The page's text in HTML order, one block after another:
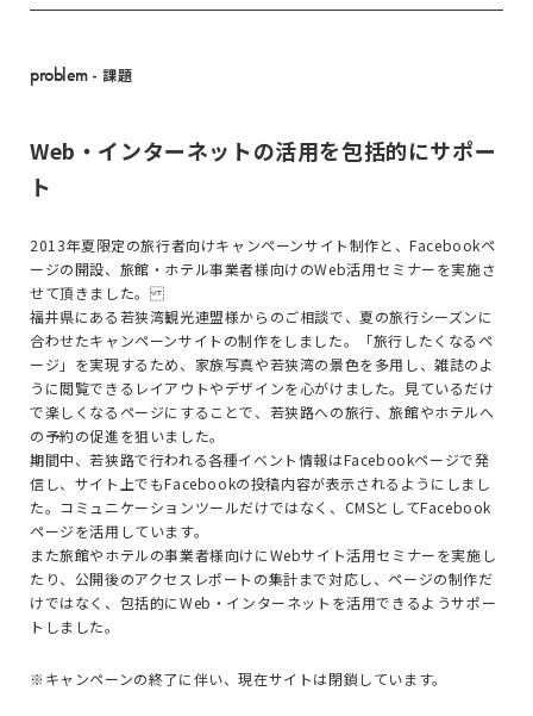
problem- 課題
Web・インターネットの活用を包括的にサポー
ト
2013年夏限定の旅行者向けキャンペーンサイト制作と、Facebookペ
ージの開設、旅館・ホテル事業者様向けのWeb活用セミナーを実施さ
せて頂きました。
福井県にある若狭湾観光連盟様からのご相談で、夏の旅行シーズンに
合わせたキャンペーンサイトの制作をしました。「旅行したくなるペ
ージ」を実現するため、家族写真や若狭湾の景色を多用し、雑誌のよ
うに閲覧できるレイアウトやデザインを心がけました。見ているだけ
で楽しくなるページにすることで、若狭路への旅行、旅館やホテルへ
の予約の促進を狙いました。
期間中、若狭路で行われる各種イベント情報はFacebookページで発
信し、サイト上でもFacebookの投稿内容が表示されるようにしまし
た。コミュニケーションツールだけではなく、CMSとしてFacebook
ページを活用しています。
また旅館やホテルの事業者様向けにWebサイト活用セミナーを実施し
たり、公開後のアクセスレポートの集計まで対応し、ページの制作だ
けではなく、包括的にWeb・インターネットを活用できるようサポー
トしました。
※キャンペーンの終了に伴い、現在サイトは閉鎖しています。